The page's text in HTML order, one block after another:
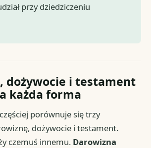
przy dziedziczeniu
dożywocie i testament
każda forma
porównuje się trzy
dożywocie itestament.
czemuś innemu. Darowizna